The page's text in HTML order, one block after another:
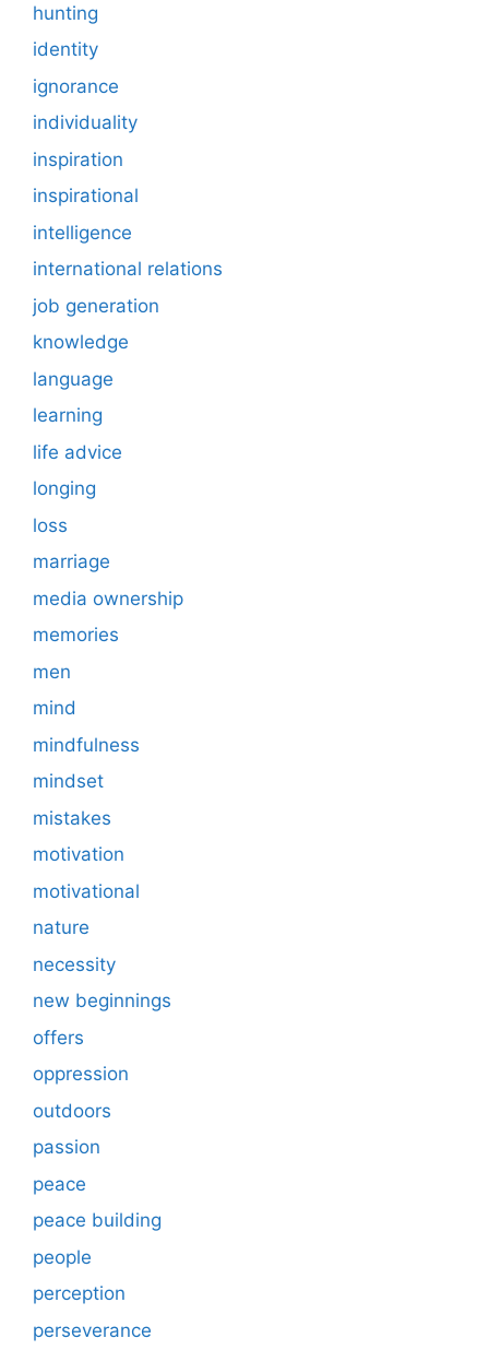
hunting
identity
ignorance
individuality
inspiration
inspirational
intelligence
international relations
job generation
knowledge
language
learning
life advice
longing
loss
marriage
media ownership
memories
men
mind
mindfulness
mindset
mistakes
motivation
motivational
nature
necessity
new beginnings
offers
oppression
outdoors
passion
peace
peace building
people
perception
perseverance